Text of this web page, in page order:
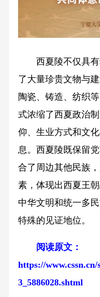
西夏陵不仅具有
了大量珍贵文物与
陶瓷、铸造、纺织
式浓缩了西夏政治
仰、生业方式和文
息。西夏陵既保留
合了周边其他民族
素，体现出西夏王
中华文明和统一多
特殊的见证地位。
阅读原文：
https://www.cssn.cn/
3_5886028.shtml